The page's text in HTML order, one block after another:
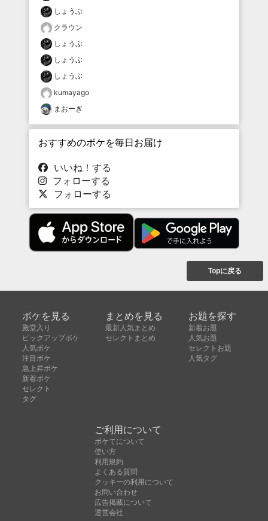
しょうぶ
クラウン
しょうぶ
しょうぶ
しょうぶ
kumayago
まおーぎ
おすすめのボケを毎日お届け
いいね！する
フォローする
フォローする
Topに戻る
ボケを見る
殿堂入り
ピックアップボケ
人気ボケ
注目ボケ
急上昇ボケ
新着ボケ
セレクト
タグ
まとめを見る
最新人気まとめ
セレクトまとめ
お題を探す
新着お題
人気お題
セレクトお題
人気タグ
ご利用について
ボケてについて
使い方
利用規約
よくある質問
クッキーの利用について
お問い合わせ
広告掲載について
運営会社